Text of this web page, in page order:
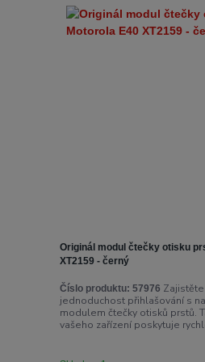
Originál modul čtečky otisku
XT2159 - černý
Číslo produktu: 57976
jednoduchost přihlašování s
modulem čtečky otisků prstů.
vašeho zařízení poskytuje